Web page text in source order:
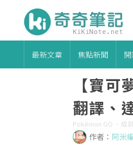
最新文章 焦點新聞
【寶
翻譯、
Pokémon GO 、成
作者： 阿米